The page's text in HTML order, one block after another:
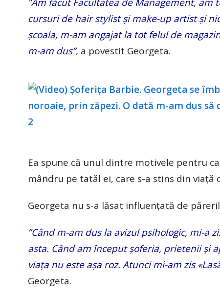
cursuri de hair stylist și make-up artist și
școala, m-am angajat la tot felul de
m-am dus”, a povestit Georgeta.
Ea spune că unul dintre motivele pentru
mândru pe tatăl ei, care s-a stins din viață
Georgeta nu s-a lăsat influențată de
”Când m-am dus la avizul psihologic, mi-a
asta. Când am început șoferia, prietenii și
viața nu este așa roz. Atunci mi-am zis
Georgeta.